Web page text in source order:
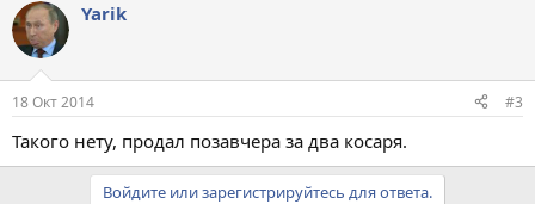
Yarik
18 Окт 2014 #3
Такого нету, продал позавчера за два косаря.
Войдите или зарегистрируйтесь для ответа.